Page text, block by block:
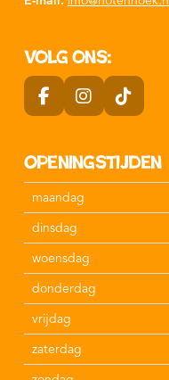
Volg ons:
Openingstijden
maandag
dinsdag
woensdag
donderdag
vrijdag
zaterdag